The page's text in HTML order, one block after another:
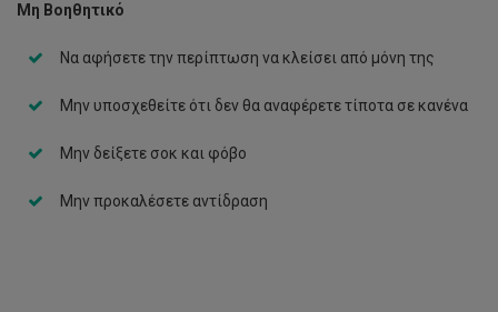
Μη Βοηθητικό
Να αφήσετε την περίπτωση να κλείσει από μόνη της
Μην υποσχεθείτε ότι δεν θα αναφέρετε τίποτα σε κανένα
Μην δείξετε σοκ και φόβο
Μην προκαλέσετε αντίδραση